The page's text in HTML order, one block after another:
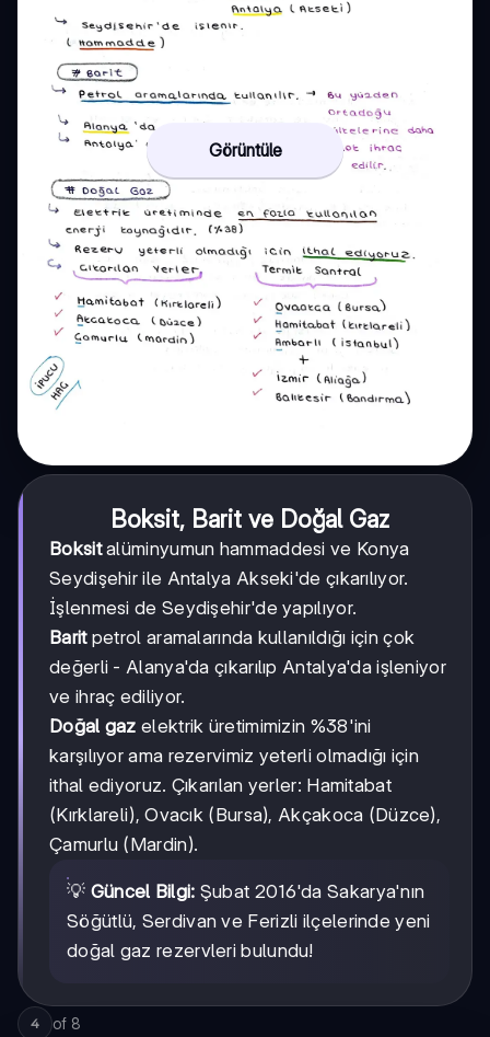
Görüntüle
Boksit, Barit ve Doğal Gaz
Boksitalüminyumun hammaddesi ve Konya
Seydişehir ile Antalya Akseki'de çıkarılıyor.
İşlenmesi de Seydişehir'de yapılıyor.
Baritpetrol aramalarında kullanıldığı için çok
değerli - Alanya'da çıkarılıp Antalya'da işleniyor
ve ihraç ediliyor.
Doğal gaz elektrik üretimimizin %38'ini
karşılıyor ama rezervimiz yeterli olmadığı için
ithal ediyoruz. Çıkarılan yerler: Hamitabat
(Kırklareli), Ovacık (Bursa), Akçakoca (Düzce),
Çamurlu (Mardin).
💡 Güncel Bilgi: Şubat 2016'da Sakarya'nın
Söğütlü, Serdivan ve Ferizli ilçelerinde yeni
doğal gaz rezervleri bulundu!
4 of 8